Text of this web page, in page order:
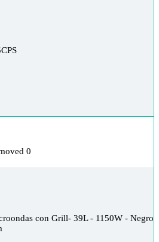
0
con Grill- 39L - 1150W - Negro